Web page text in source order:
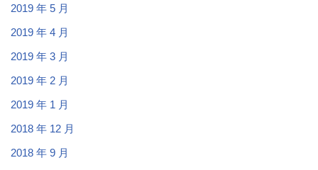
2019 年 5 月
2019 年 4 月
2019 年 3 月
2019 年 2 月
2019 年 1 月
2018 年 12 月
2018 年 9 月